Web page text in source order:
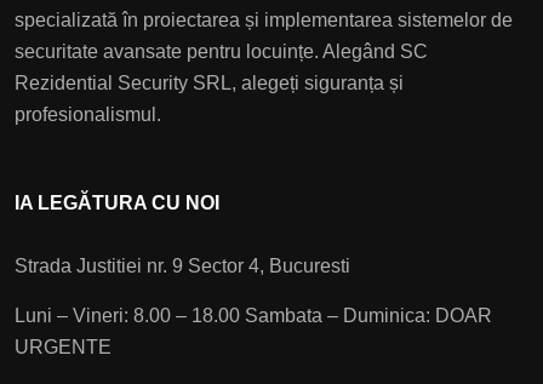
specializată în proiectarea și implementarea sistemelor de
securitate avansate pentru locuințe. Alegând SC
Rezidential Security SRL, alegeți siguranța și
profesionalismul.
IA LEGĂTURA CU NOI
Strada Justitiei nr. 9 Sector 4, Bucuresti
Luni – Vineri: 8.00 – 18.00 Sambata – Duminica: DOAR
URGENTE